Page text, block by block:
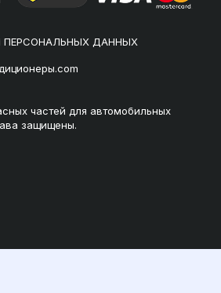
ПЕРСОНАЛЬНЫХ ДАННЫХ
частей для автомобильных
защищены.